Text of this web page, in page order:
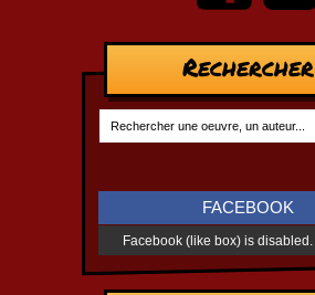
Rechercher
FACEBOOK
Facebook (like box) is disabled.